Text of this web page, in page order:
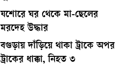
যশোরে ঘর থেকে মা-ছেলের
মরদেহ উদ্ধার
বগুড়ায় দাঁড়িয়ে থাকা ট্রাকে অপর
ট্রাকের ধাক্কা, নিহত ৩